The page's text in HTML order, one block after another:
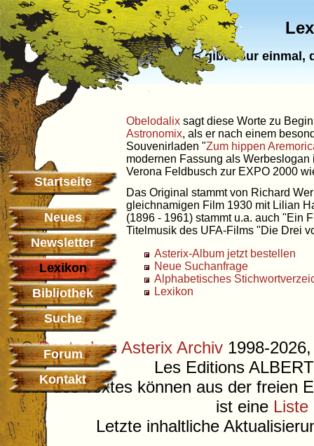
Das gibts nur einmal,
Startseite
Neues
Newsletter
Lexikon
Bibliothek
Suche
Forum
Kontakt
Obelodalix sagt diese Worte zu
Astronomix, als er nach einem
Souvenirladen "Zum hippen
modernen Fassung als
Verona Feldbusch zur EXPO 2000
Das Original stammt von Richard
gleichnamigen Film 1930 mit Lilian
(1896 - 1961) stammt u.a. auch "Ein
Titelmusik des UFA-Films "Die Drei
Asterix-Album jetzt bestellen
Neue Suchanfrage
Alphabetisches
Lexikon
©Deutsches Asterix Archiv 1998-
Les Editions
Teile des Textes können aus der freien
ist eine Liste
Letzte inhaltliche